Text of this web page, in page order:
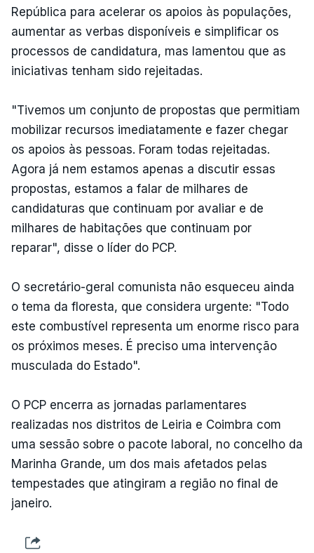
República para acelerar os apoios às populações,
aumentar as verbas disponíveis e simplificar os
processos de candidatura, mas lamentou que as
iniciativas tenham sido rejeitadas.
"Tivemos um conjunto de propostas que permitiam
mobilizar recursos imediatamente e fazer chegar
os apoios às pessoas. Foram todas rejeitadas.
Agora já nem estamos apenas a discutir essas
propostas, estamos a falar de milhares de
candidaturas que continuam por avaliar e de
milhares de habitações que continuam por
reparar", disse o líder do PCP.
O secretário-geral comunista não esqueceu ainda
o tema da floresta, que considera urgente: "Todo
este combustível representa um enorme risco para
os próximos meses. É preciso uma intervenção
musculada do Estado".
O PCP encerra as jornadas parlamentares
realizadas nos distritos de Leiria e Coimbra com
uma sessão sobre o pacote laboral, no concelho da
Marinha Grande, um dos mais afetados pelas
tempestades que atingiram a região no final de
janeiro.